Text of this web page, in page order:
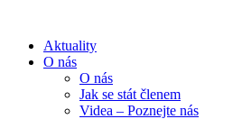
Aktuality
O nás
O nás
Jak se stát členem
Videa – Poznejte nás